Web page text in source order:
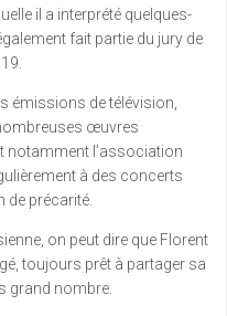
il a interprété quelques-
fait partie du jury de
émissions de télévision,
œuvres
notamment l’association
à des concerts
de précarité.
on peut dire que Florent
toujours prêt à partager sa
grand nombre.